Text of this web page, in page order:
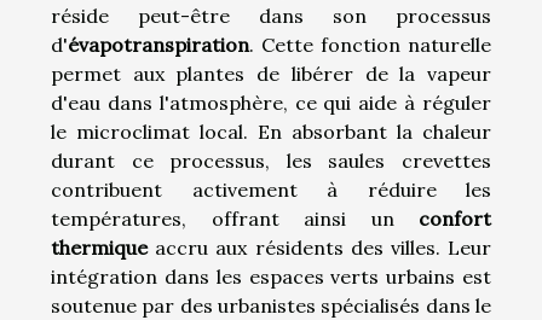
réside peut-être dans son processus
d'évapotranspiration. Cette fonction naturelle
permet aux plantes de libérer de la vapeur
d'eau dans l'atmosphère, ce qui aide à réguler
le microclimat local. En absorbant la chaleur
durant ce processus, les saules crevettes
contribuent activement à réduire les
températures, offrant ainsi un confort
thermiqueaccru aux résidents des villes. Leur
intégration dans les espaces verts urbains est
soutenue par des urbanistes spécialisés dans le